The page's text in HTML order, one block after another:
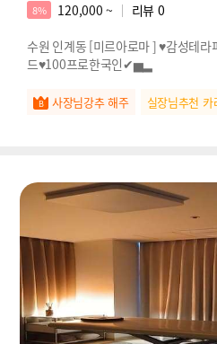
8% 120,000 ~ 리뷰 0
수원 인계동 [미르아로마 ] ♥감성테
드♥100프로한국인✔▅▂
사장님강추 해주 실장님추천 카